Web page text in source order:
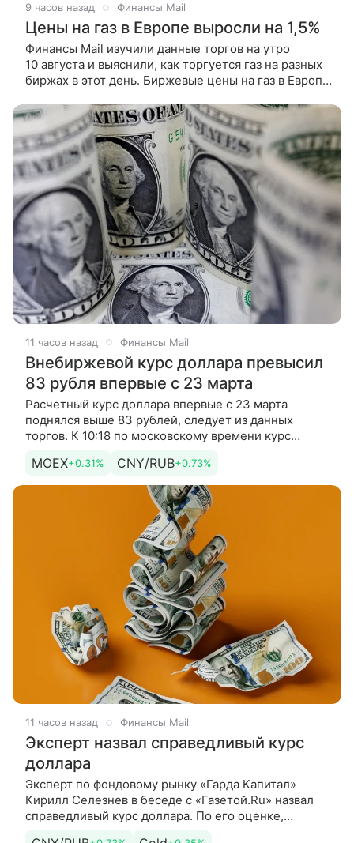
9 часов назад Финансы Mail
Цены на газ в Европе выросли на 1,5%
Финансы Mail изучили данные торгов на утро
10 августа и выяснили, как торгуется газ на разных
биржах в этот день. Биржевые цены на газ в Европе
долларов
11 часов назад Финансы Mail
Внебиржевой курс доллара превысил
83 рубля впервые с 23 марта
Расчетный курс доллара впервые с 23 марта
поднялся выше 83 рублей, следует из данных
торгов. К 10:18 по московскому времени курс
относительно предыдущего
MOEX+0.31% CNY/RUB+0.73%
11 часов назад Финансы Mail
Эксперт назвал справедливый курс
доллара
Эксперт по фондовому рынку «Гарда Капитал»
Кирилл Селезнев в беседе с «Газетой.Ru» назвал
справедливый курс доллара. По его оценке,